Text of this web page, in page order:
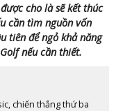
cho là sẽ kết thúc
cần tìm nguồn vốn
tiên để ngỏ khả năng
nếu cần thiết.
chiến thắng thứ ba